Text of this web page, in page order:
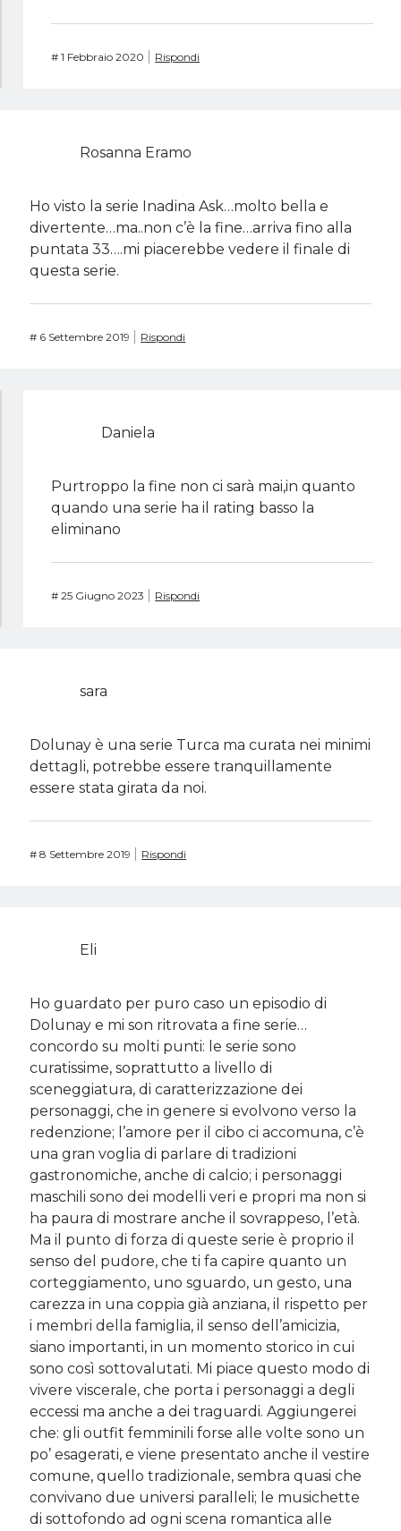
#1 Febbraio 2020 Rispondi
Rosanna Eramo
Ho visto la serie Inadina Ask…molto bella e
divertente…ma..non c’è la fine…arriva fino alla
puntata 33….mi piacerebbe vedere il finale di
questa serie.
# 6 Settembre 2019 Rispondi
Daniela
Purtroppo la fine non ci sarà mai,in quanto
quando una serie ha il rating basso la
eliminano
#25 Giugno 2023 Rispondi
sara
Dolunay è una serie Turca ma curata nei minimi
dettagli, potrebbe essere tranquillamente
essere stata girata da noi.
#8 Settembre 2019 Rispondi
Eli
Ho guardato per puro caso un episodio di
Dolunay e mi son ritrovata a fine serie…
concordo su molti punti: le serie sono
curatissime, soprattutto a livello di
sceneggiatura, di caratterizzazione dei
personaggi, che in genere si evolvono verso la
redenzione; l’amore per il cibo ci accomuna, c’è
una gran voglia di parlare di tradizioni
gastronomiche, anche di calcio; i personaggi
maschili sono dei modelli veri e propri ma non si
ha paura di mostrare anche il sovrappeso, l’età.
Ma il punto di forza di queste serie è proprio il
senso del pudore, che ti fa capire quanto un
corteggiamento, uno sguardo, un gesto, una
carezza in una coppia già anziana, il rispetto per
i membri della famiglia, il senso dell’amicizia,
siano importanti, in un momento storico in cui
sono così sottovalutati. Mi piace questo modo di
vivere viscerale, che porta i personaggi a degli
eccessi ma anche a dei traguardi. Aggiungerei
che: gli outfit femminili forse alle volte sono un
po’ esagerati, e viene presentato anche il vestire
comune, quello tradizionale, sembra quasi che
convivano due universi paralleli; le musichette
di sottofondo ad ogni scena romantica alle